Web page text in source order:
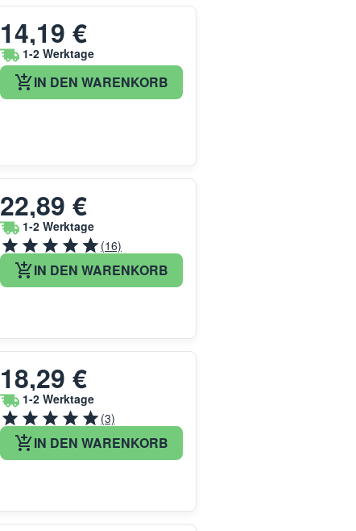
14,19 €
1-2 Werktage
IN DEN WARENKORB
22,89 €
1-2 Werktage
(16)
IN DEN WARENKORB
18,29 €
1-2 Werktage
(3)
IN DEN WARENKORB